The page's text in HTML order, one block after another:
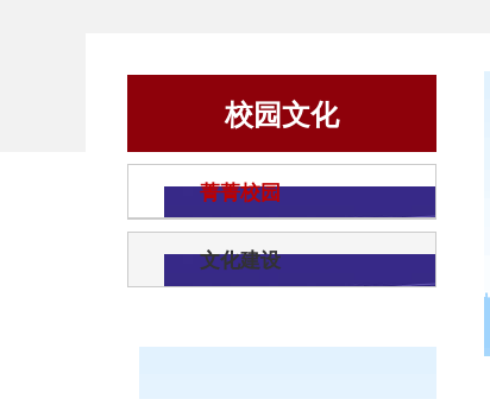
校园文化
菁菁校园
文化建设